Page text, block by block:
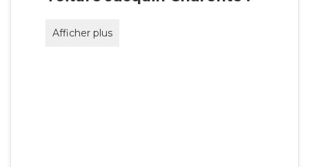
Afficher plus